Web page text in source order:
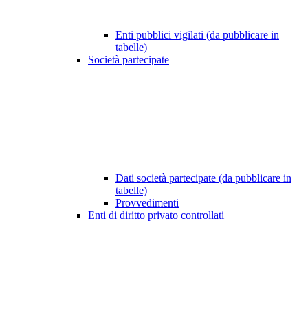
Enti pubblici vigilati (da pubblicare in
tabelle)
Società partecipate
Dati società partecipate (da pubblicare in
tabelle)
Provvedimenti
Enti di diritto privato controllati